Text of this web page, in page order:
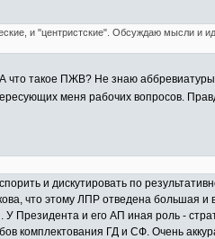
и "центристские". Обсуждаю мысли и
такое ПЖВ? Не знаю
меня рабочих вопросов.
и дискутировать по
что этому ЛПР отведена большая и
Президента и его АП иная роль -
комплектования ГД и СФ. Очень